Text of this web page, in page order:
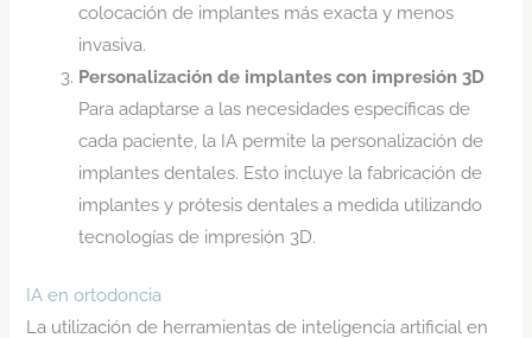
colocación de implantes más exacta y menos
invasiva.
Personalización de implantes con impresión 3D
Para adaptarse a las necesidades específicas de
cada paciente, la IA permite la personalización de
implantes dentales. Esto incluye la fabricación de
implantes y prótesis dentales a medida utilizando
tecnologías de impresión 3D.
IA en ortodoncia
La utilización de herramientas de inteligencia artificial en